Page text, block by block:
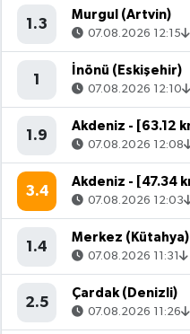
1.3
Murgul (Artvin)
07.08.2026 12:15
1
İnönü (Eskişehir)
07.08.2026 12:10
1.9
07.08.2026 12:08
3.4
07.08.2026 12:03
1.4
Merkez (Kütahya)
07.08.2026 11:31
2.5
Çardak (Denizli)
07.08.2026 11:26